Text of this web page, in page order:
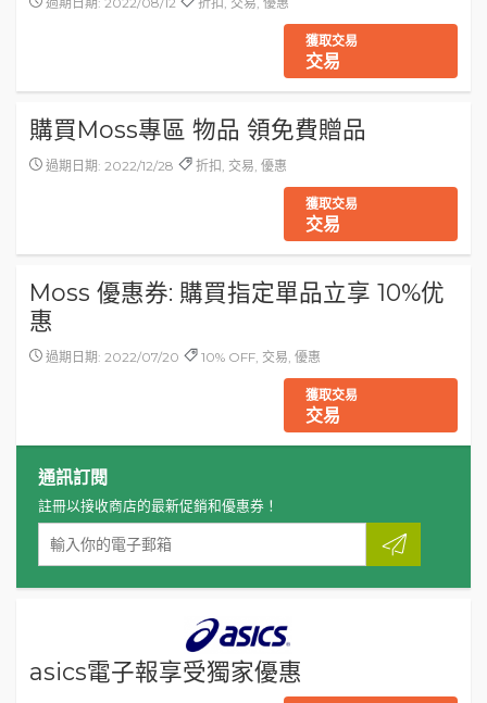
獲取交易
交易
購買Moss專區 物品 領免費贈品
過期日期: 2022/12/28 折扣, 交易, 優惠
獲取交易
交易
Moss 優惠券: 購買指定單品立享 10%优
惠
過期日期: 2022/07/20 10% OFF, 交易, 優惠
獲取交易
交易
通訊訂閱
註冊以接收商店的最新促銷和優惠券！
asics電子報享受獨家優惠